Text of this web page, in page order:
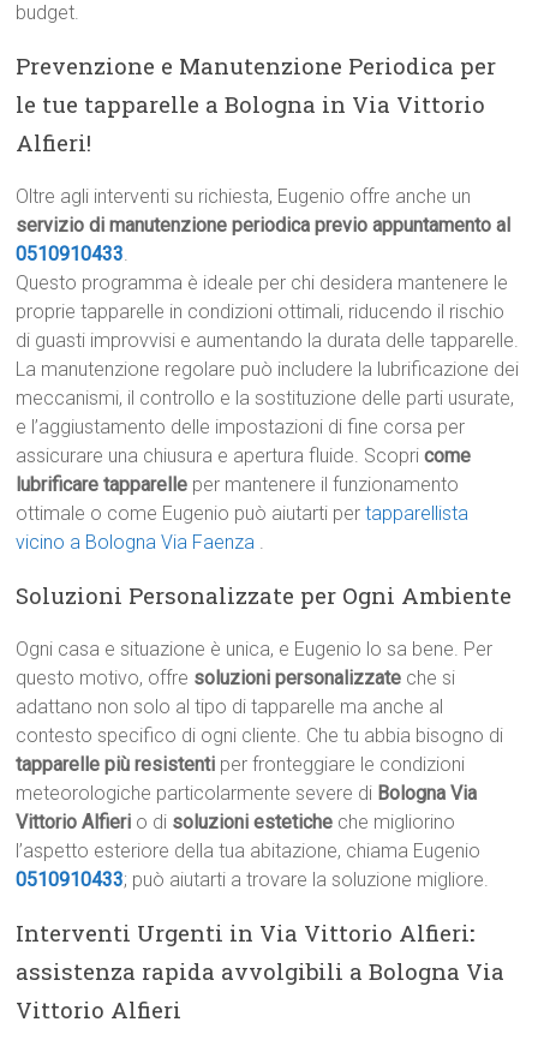
budget.
Prevenzione e Manutenzione Periodica per
le tue tapparelle a Bologna in Via Vittorio
Alfieri!
Oltre agli interventi su richiesta, Eugenio offre anche un
servizio di manutenzione periodica previo appuntamento al
0510910433.
Questo programma è ideale per chi desidera mantenere le
proprie tapparelle in condizioni ottimali, riducendo il rischio
di guasti improvvisi e aumentando la durata delle tapparelle.
La manutenzione regolare può includere la lubrificazione dei
meccanismi, il controllo e la sostituzione delle parti usurate,
e l’aggiustamento delle impostazioni di fine corsa per
assicurare una chiusura e apertura fluide. Scopricome
lubrificare tapparelle per mantenere il funzionamento
ottimale o come Eugenio può aiutarti pertapparellista
vicino a Bologna Via Faenza .
Soluzioni Personalizzate per Ogni Ambiente
Ogni casa e situazione è unica, e Eugenio lo sa bene. Per
questo motivo, offre soluzioni personalizzate che si
adattano non solo al tipo di tapparelle ma anche al
contesto specifico di ogni cliente. Che tu abbia bisogno di
tapparelle più resistenti per fronteggiare le condizioni
meteorologiche particolarmente severe di Bologna Via
Vittorio Alfieri o di soluzioni estetiche che migliorino
l’aspetto esteriore della tua abitazione, chiama Eugenio
0510910433; può aiutarti a trovare la soluzione migliore.
Interventi Urgenti in Via Vittorio Alfieri:
assistenza rapida avvolgibili a Bologna Via
Vittorio Alfieri